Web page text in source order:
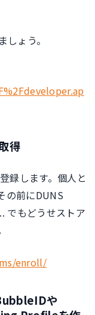
ょう。
得
録します。個人と
の前にDUNS
でもどうせストア
enroll/
や